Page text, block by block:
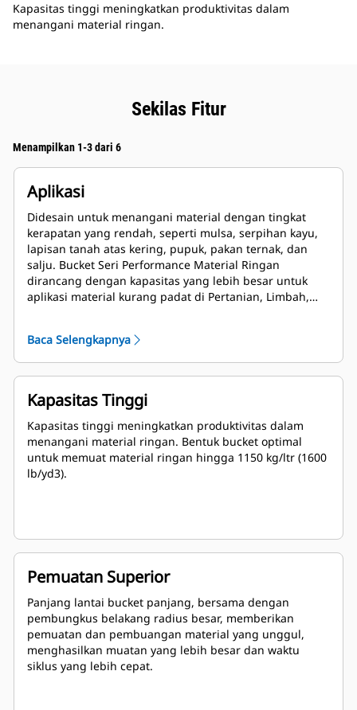
Kapasitas tinggi meningkatkan produktivitas dalam
menangani material ringan.
Sekilas Fitur
Menampilkan 1-3 dari 6
Aplikasi
Didesain untuk menangani material dengan tingkat
kerapatan yang rendah, seperti mulsa, serpihan kayu,
lapisan tanah atas kering, pupuk, pakan ternak, dan
salju. Bucket Seri Performance Material Ringan
dirancang dengan kapasitas yang lebih besar untuk
aplikasi material kurang padat di Pertanian, Limbah,
Faktor pengisian untuk bucket Seri Kinerja dapat
ditingkatkan hingga 115% dari kapasitas maksimal yang
ditentukan.
Baca Selengkapnya
Kapasitas Tinggi
Kapasitas tinggi meningkatkan produktivitas dalam
menangani material ringan. Bentuk bucket optimal
untuk memuat material ringan hingga 1150 kg/ltr (1600
lb/yd3).
Pemuatan Superior
Panjang lantai bucket panjang, bersama dengan
pembungkus belakang radius besar, memberikan
pemuatan dan pembuangan material yang unggul,
menghasilkan muatan yang lebih besar dan waktu
siklus yang lebih cepat.